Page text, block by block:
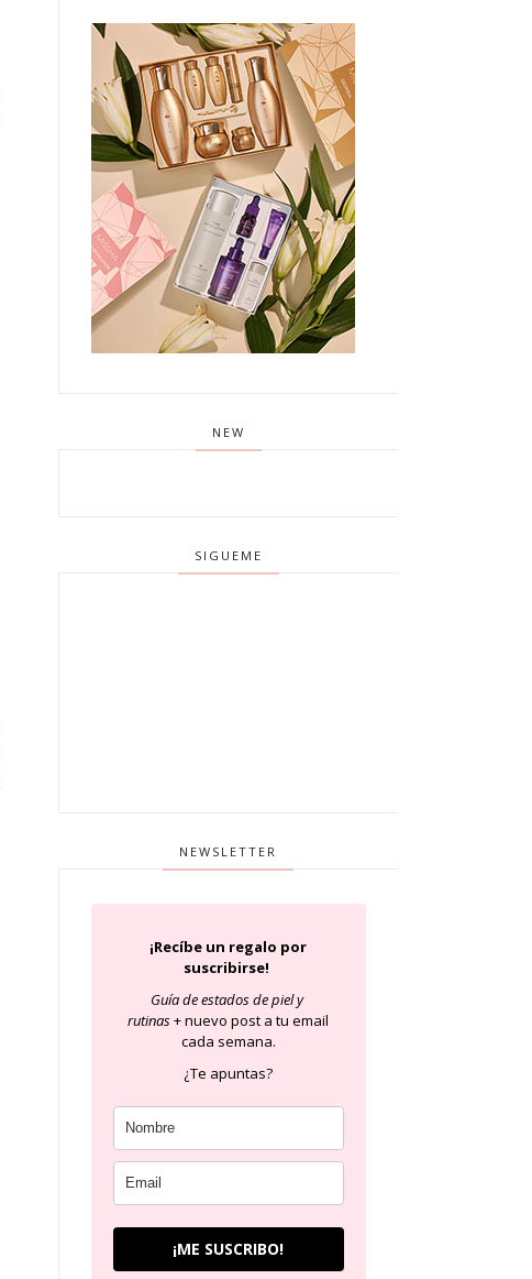
NEW
SIGUEME
NEWSLETTER
¡Recíbe un regalo por
suscribirse!
Guía de estados de piely
rutinas+ nuevo post a tu email
cada semana.
¿Te apuntas?
¡ME SUSCRIBO!